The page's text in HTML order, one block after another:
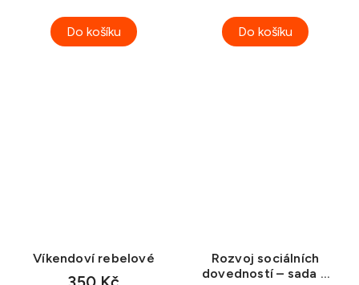
Do košíku Do košíku
Víkendoví rebelové
Rozvoj sociálních
dovedností – sada 1.